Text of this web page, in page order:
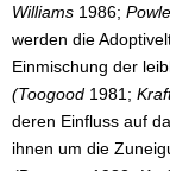
Williams 1986;
werden die
Einmischung der
(Toogood 1981;
deren Einfluss auf
ihnen um die